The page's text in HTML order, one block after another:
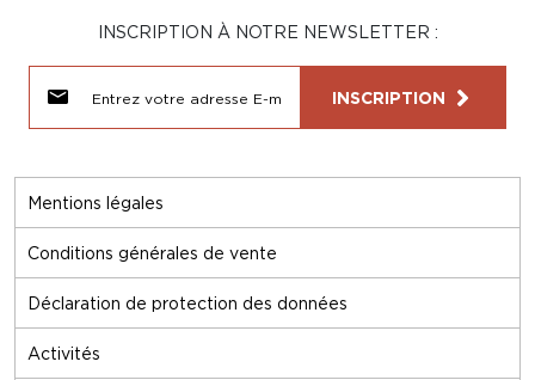
Mentions légales
Conditions générales de vente
Déclaration de protection des données
Activités
INSCRIPTION À NOTRE NEWSLETTER :
INSCRIPTION